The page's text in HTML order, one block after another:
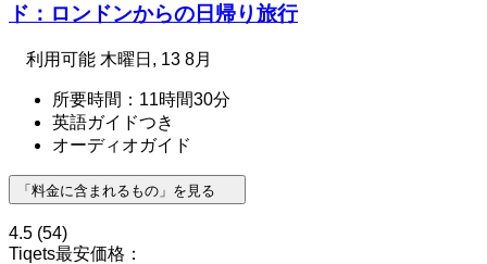
ド：ロンドンからの日帰り旅行
利用可能 木曜日, 13 8月
所要時間：11時間30分
英語ガイドつき
オーディオガイド
「料金に含まれるもの」を見る
4.5 (54)
Tiqets最安価格：